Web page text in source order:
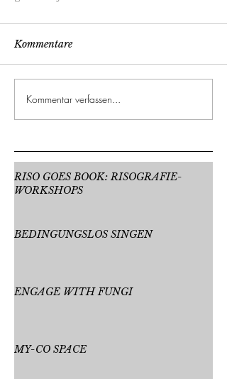
Kommentare
Kommentar verfassen...
RISO GOES BOOK: RISOGRAFIE-
WORKSHOPS
BEDINGUNGSLOS SINGEN
ENGAGE WITH FUNGI
MY-CO SPACE